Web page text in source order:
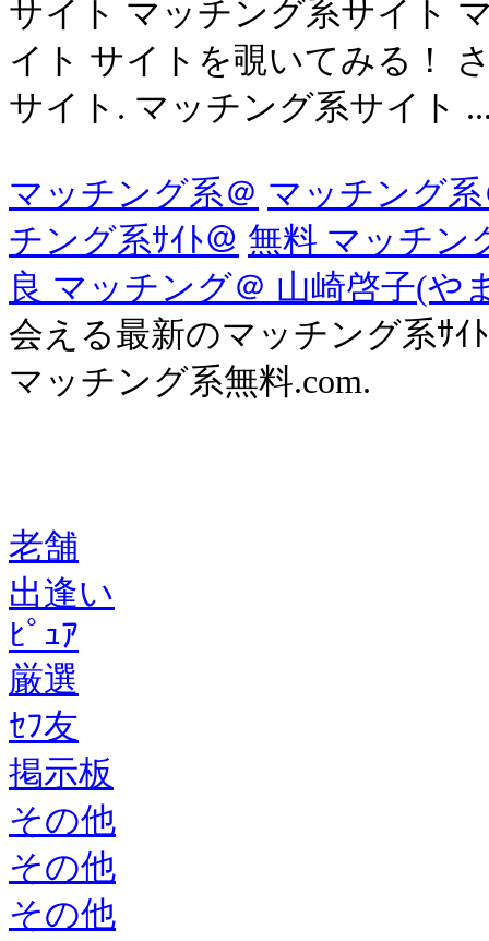
サイト マッチング系サイト
イト サイトを覗いてみる！
サイト. マッチング系サイト
マッチング系＠ マッチング
チング系ｻｲﾄ＠ 無料 マッチン
良 マッチング＠ 山崎啓子(や
会える最新のマッチング系ｻｲ
マッチング系無料.com.
老舗
出逢い
ﾋﾟｭｱ
厳選
ｾﾌ友
掲示板
その他
その他
その他